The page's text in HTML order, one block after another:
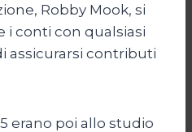
Robby Mook, si
i conti con qualsiasi
assicurarsi contributi
erano poi allo studio